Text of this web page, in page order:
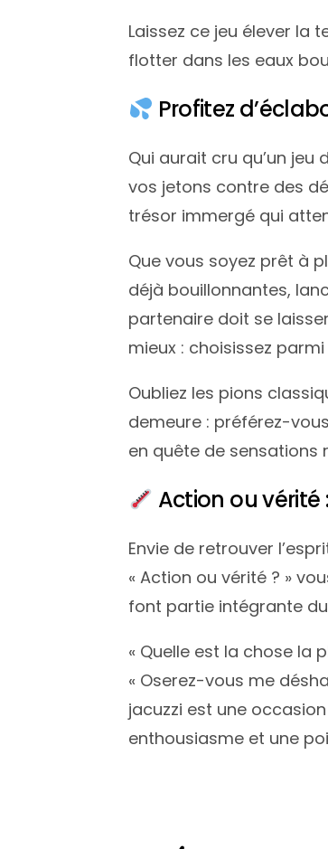
Laissez ce jeu élever la
flotter dans les eaux
Profitez
Qui aurait cru qu’un
vos jetons contre des
trésor immergé qui
Que vous soyez prêt à
déjà bouillonnantes,
partenaire doit se
mieux : choisissez
Oubliez les pions
demeure : préférez-
en quête de sensations
Action ou
Envie de retrouver
« Action ou vérité ? »
font partie intégrante
« Quelle est la chose la
« Oserez-vous me
jacuzzi est une
enthousiasme et une